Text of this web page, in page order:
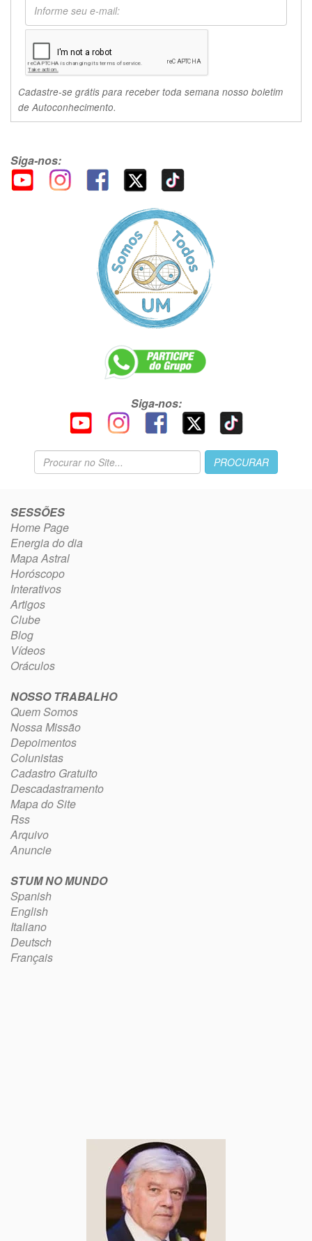
Cadastre-se grátis para receber toda semana nosso boletim
de Autoconhecimento.
Siga-nos:
Siga-nos:
SESSÕES
Home Page
Energia do dia
Mapa Astral
Horóscopo
Interativos
Artigos
Clube
Blog
Vídeos
Oráculos
NOSSO TRABALHO
Quem Somos
Nossa Missão
Depoimentos
Colunistas
Cadastro Gratuito
Descadastramento
Mapa do Site
Rss
Arquivo
Anuncie
STUM NO MUNDO
Spanish
English
Italiano
Deutsch
Français